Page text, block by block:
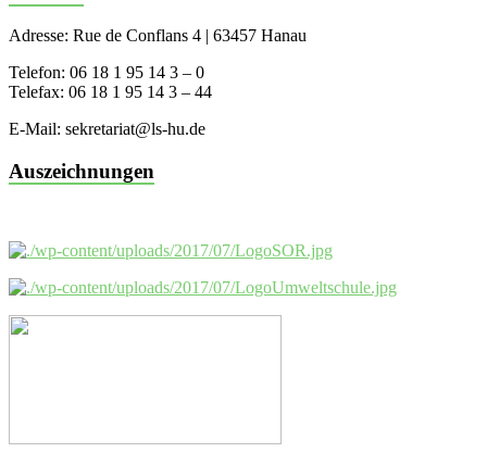
Adresse: Rue de Conflans 4 | 63457 Hanau
Telefon: 06 18 1 95 14 3 – 0
Telefax: 06 18 1 95 14 3 – 44
E-Mail: sekretariat@ls-hu.de
Auszeichnungen